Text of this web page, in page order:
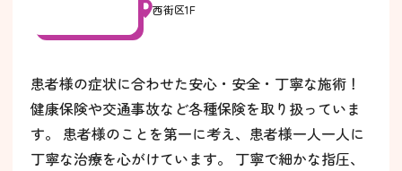
西街区1F
患者様の症状に合わせた安心・安全・丁寧な施術！
健康保険や交通事故など各種保険を取り扱っていま
す。 患者様のことを第一に考え、患者様一人一人に
丁寧な治療を心がけています。 丁寧で細かな指圧、